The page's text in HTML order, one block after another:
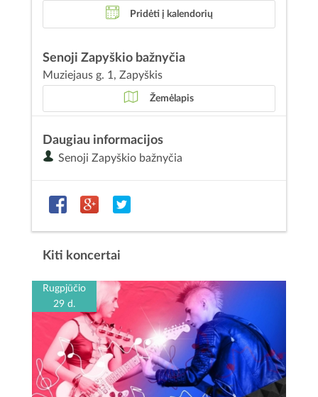
Pridėti į kalendorių
Senoji Zapyškio bažnyčia
Muziejaus g. 1, Zapyškis
Žemėlapis
Daugiau informacijos
Senoji Zapyškio bažnyčia
Kiti koncertai
Rugpjūčio
29 d.